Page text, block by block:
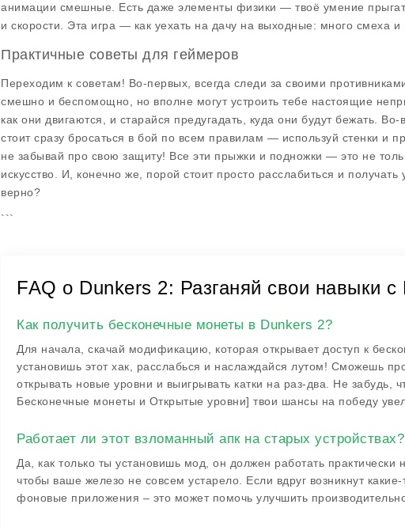
анимации смешные. Есть даже элементы физики — твоё умение
и скорости. Эта игра — как уехать на дачу на выходные: много смеха
Практичные советы для геймеров
Переходим к советам! Во-первых, всегда следи за своими
смешно и беспомощно, но вполне могут устроить тебе настоящие
как они двигаются, и старайся предугадать, куда они будут бежать.
стоит сразу бросаться в бой по всем правилам — используй стенки и
не забывай про свою защиту! Все эти прыжки и подножки — это не
искусство. И, конечно же, порой стоит просто расслабиться и получать
верно?
```
FAQ о Dunkers 2: Разганяй свои навыки с
Как получить бесконечные монеты в Dunkers 2?
Для начала, скачай модификацию, которая открывает доступ к
установишь этот хак, расслабься и наслаждайся лутом! Сможешь
открывать новые уровни и выигрывать катки на раз-два. Не
Бесконечные монеты и Открытые уровни] твои шансы на победу
Работает ли этот взломанный апк на старых устройствах?
Да, как только ты установишь мод, он должен работать практически
чтобы ваше железо не совсем устарело. Если вдруг возникнут
фоновые приложения – это может помочь улучшить